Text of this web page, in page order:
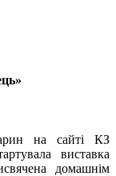
на сайті КЗ
виставка
домашнім